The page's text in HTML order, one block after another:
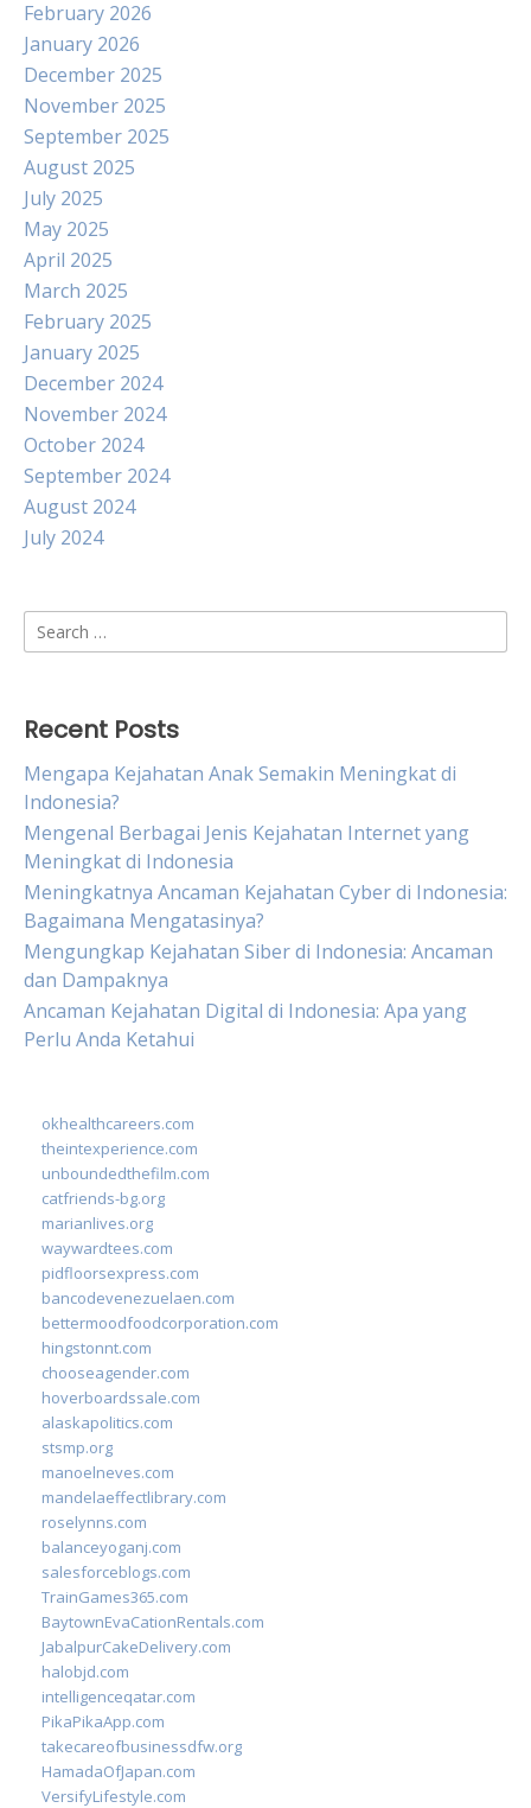
February 2026
January 2026
December 2025
November 2025
September 2025
August 2025
July 2025
May 2025
April 2025
March 2025
February 2025
January 2025
December 2024
November 2024
October 2024
September 2024
August 2024
July 2024
Search
for:
Recent Posts
Mengapa Kejahatan Anak Semakin Meningkat di
Indonesia?
Mengenal Berbagai Jenis Kejahatan Internet yang
Meningkat di Indonesia
Meningkatnya Ancaman Kejahatan Cyber di Indonesia:
Bagaimana Mengatasinya?
Mengungkap Kejahatan Siber di Indonesia: Ancaman
dan Dampaknya
Ancaman Kejahatan Digital di Indonesia: Apa yang
Perlu Anda Ketahui
okhealthcareers.com
theintexperience.com
unboundedthefilm.com
catfriends-bg.org
marianlives.org
waywardtees.com
pidfloorsexpress.com
bancodevenezuelaen.com
bettermoodfoodcorporation.com
hingstonnt.com
chooseagender.com
hoverboardssale.com
alaskapolitics.com
stsmp.org
manoelneves.com
mandelaeffectlibrary.com
roselynns.com
balanceyoganj.com
salesforceblogs.com
TrainGames365.com
BaytownEvaCationRentals.com
JabalpurCakeDelivery.com
halobjd.com
intelligenceqatar.com
PikaPikaApp.com
takecareofbusinessdfw.org
HamadaOfJapan.com
VersifyLifestyle.com